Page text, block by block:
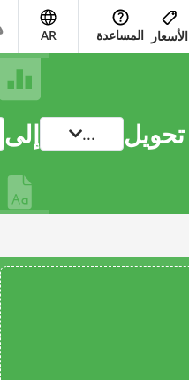
الأسعار المساعدة AR
تحويل ... إلى